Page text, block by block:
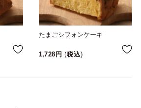
たまごシフォンケーキ
1,728 税込